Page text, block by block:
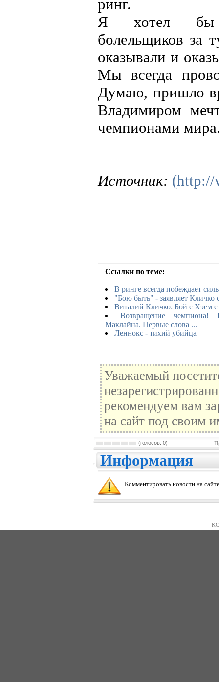
ринг.
Я хотел бы
болельщиков за
оказывали и
Мы всегда
Думаю, пришло
Владимиром
чемпионами
Источник: (http://
Ссылки по теме:
В ринге всегда побеждает
"Бою быть" - заявляет Кличко
Виталий Кличко: Бой с Хэем
Возвращение
Маклайна. Первые слова ...
Леннокс - тихий убийца
Уважаемый
рекомендуем вам
на сайт под своим
(голосов: 0)
Информация
Комментировать новости на